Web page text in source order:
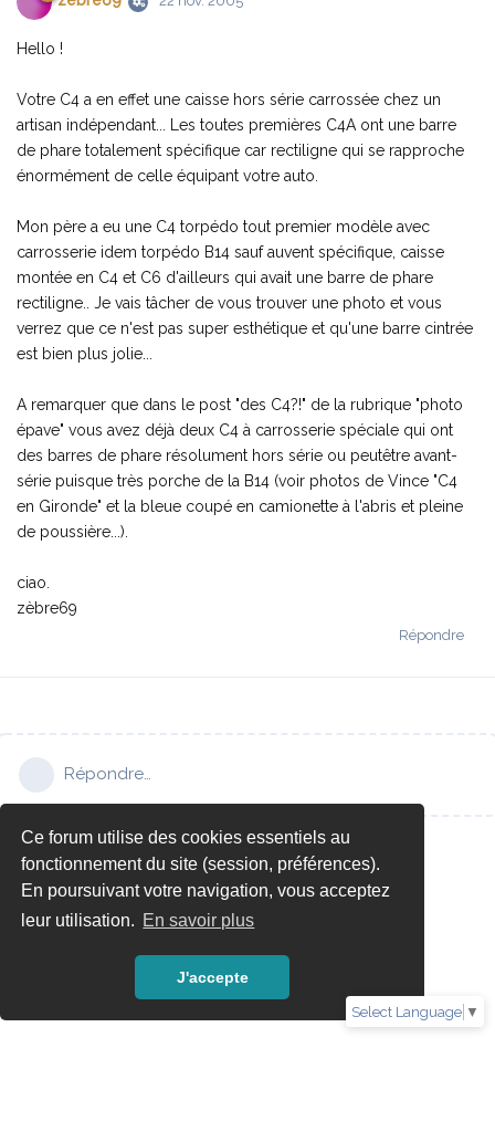
Ce forum utilise des cookies essentiels au
fonctionnement du site (session, préférences).
En poursuivant votre navigation, vous acceptez
leur utilisation. En savoir plus
J'accepte
Select Language ▼
Hello !
Votre C4 a en effet une caisse hors série carrossée chez un
artisan indépendant... Les toutes premières C4A ont une barre
de phare totalement spécifique car rectiligne qui se rapproche
énormément de celle équipant votre auto.
Mon père a eu une C4 torpédo tout premier modèle avec
carrosserie idem torpédo B14 sauf auvent spécifique, caisse
montée en C4 et C6 d'ailleurs qui avait une barre de phare
rectiligne.. Je vais tâcher de vous trouver une photo et vous
verrez que ce n'est pas super esthétique et qu'une barre cintrée
est bien plus jolie...
A remarquer que dans le post "des C4?!" de la rubrique "photo
épave" vous avez déjà deux C4 à carrosserie spéciale qui ont
des barres de phare résolument hors série ou peutêtre avant-
série puisque très porche de la B14 (voir photos de Vince "C4
en Gironde" et la bleue coupé en camionette à l'abris et pleine
de poussière...).
ciao.
zèbre69
Répondre
Répondre…